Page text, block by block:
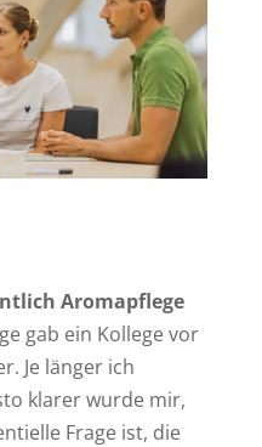
Aromapflege
gab ein Kollege vor
Je länger ich
klarer wurde mir,
Frage ist, die